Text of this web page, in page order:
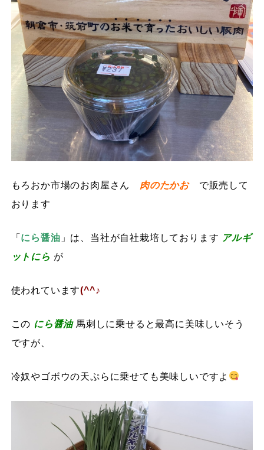
もろおか市場のお肉屋さん 肉のたかおで販売して
おります
「 にら醤油 」は、当社が自社栽培しております アルギ
ットにら が
使われています(^^♪
この にら醤油馬刺しに乗せると最高に美味しいそう
ですが、
冷奴やゴボウの天ぷらに乗せても美味しいですよ